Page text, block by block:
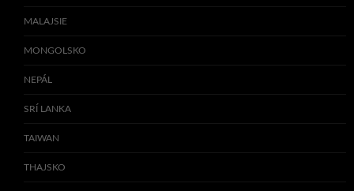
MALAJSIE
MONGOLSKO
NEPÁL
SRÍ LANKA
TAIWAN
THAJSKO